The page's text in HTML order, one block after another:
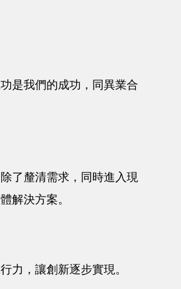
是我們的成功，同異業合
了釐清需求，同時進入現
解決方案。
力，讓創新逐步實現。